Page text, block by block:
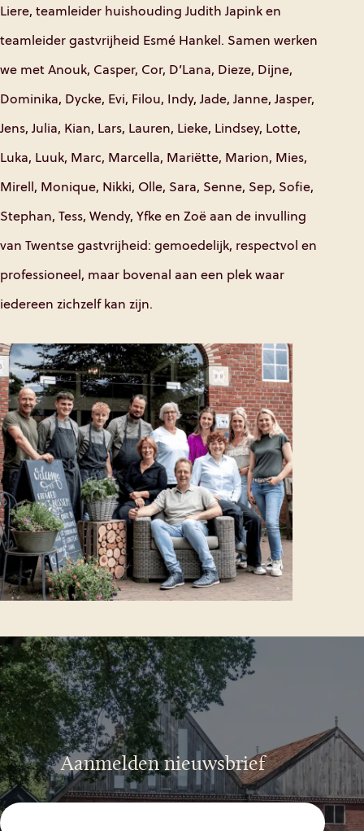
Liere, teamleider huishouding Judith Japink en
teamleider gastvrijheid Esmé Hankel. Samen werken
we met Anouk, Casper, Cor, D’Lana, Dieze, Dijne,
Dominika, Dycke, Evi, Filou, Indy, Jade, Janne, Jasper,
Jens, Julia, Kian, Lars, Lauren, Lieke, Lindsey, Lotte,
Luka, Luuk, Marc, Marcella, Mariëtte, Marion, Mies,
Mirell, Monique, Nikki, Olle, Sara, Senne, Sep, Sofie,
Stephan, Tess, Wendy, Yfke en Zoë aan de invulling
van Twentse gastvrijheid: gemoedelijk, respectvol en
professioneel, maar bovenal aan een plek waar
iedereen zichzelf kan zijn.
Aanmelden nieuwsbrief